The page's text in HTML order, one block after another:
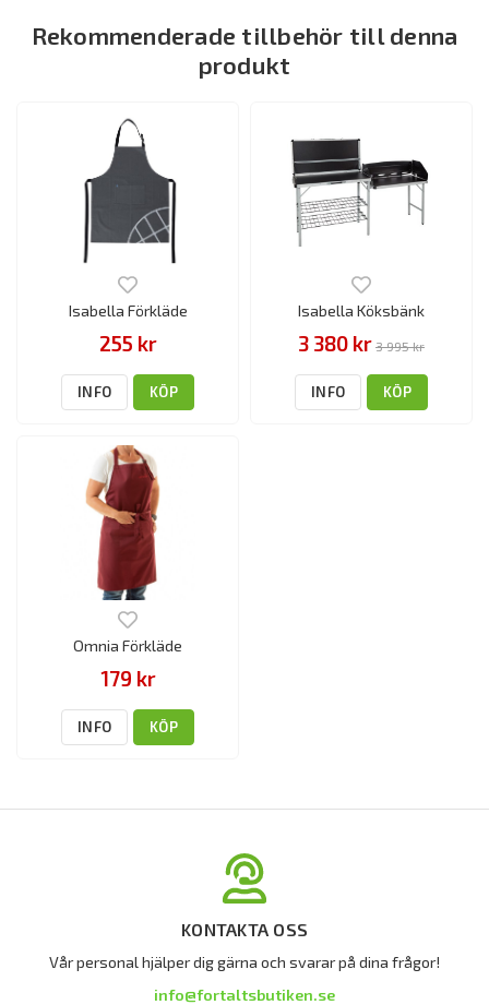
Rekommenderade tillbehör till denna
produkt
Isabella Förkläde
255 kr
INFO KÖP
Isabella Köksbänk
3 380 kr 3 995 kr
INFO KÖP
Omnia Förkläde
179 kr
INFO KÖP
KONTAKTA OSS
Vår personal hjälper dig gärna och svarar på dina frågor!
info@fortaltsbutiken.se